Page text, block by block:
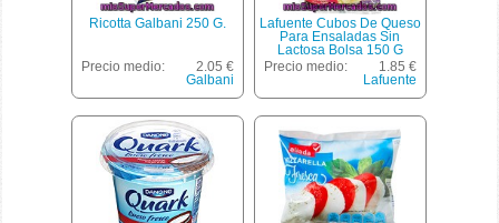
Ricotta Galbani 250 G.
Precio medio:
2.05 €
Galbani
Lafuente Cubos De Queso
Para Ensaladas Sin
Lactosa Bolsa 150 G
Precio medio:
1.85 €
Lafuente